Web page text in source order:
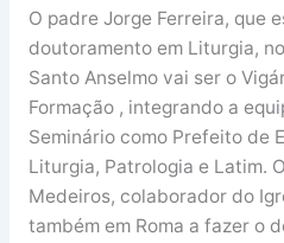
O padre Jorge Ferreira, que
doutoramento em Liturgia,
Santo Anselmo vai ser o
Formação , integrando a
Seminário como Prefeito de
Liturgia, Patrologia e Latim.
Medeiros, colaborador do
também em Roma a fazer o